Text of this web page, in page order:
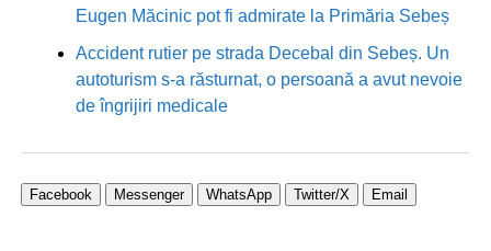
Eugen Măcinic pot fi admirate la Primăria Sebeș
Accident rutier pe strada Decebal din Sebeș. Un
autoturism s-a răsturnat, o persoană a avut nevoie
de îngrijiri medicale
Facebook Messenger WhatsApp Twitter/X Email